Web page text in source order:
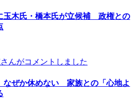
玉木氏・橋本氏が立候補 政権との
んがコメントしました
なぜか休めない 家族との「心地よ